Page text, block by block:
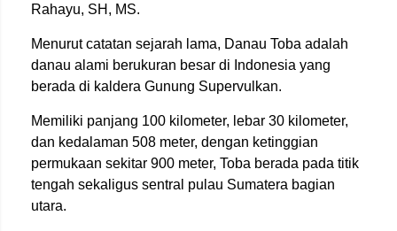
Rahayu, SH, MS.
Menurut catatan sejarah lama, Danau Toba adalah
danau alami berukuran besar di Indonesia yang
berada di kaldera Gunung Supervulkan.
Memiliki panjang 100 kilometer, lebar 30 kilometer,
dan kedalaman 508 meter, dengan ketinggian
permukaan sekitar 900 meter, Toba berada pada titik
tengah sekaligus sentral pulau Sumatera bagian
utara.